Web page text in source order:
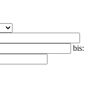
bis: